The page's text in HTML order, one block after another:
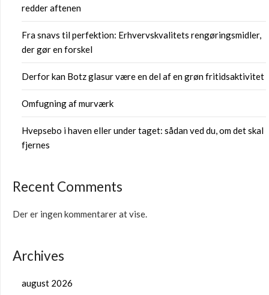
redder aftenen
Fra snavs til perfektion: Erhvervskvalitets rengøringsmidler,
der gør en forskel
Derfor kan Botz glasur være en del af en grøn fritidsaktivitet
Omfugning af murværk
Hvepsebo i haven eller under taget: sådan ved du, om det skal
fjernes
Recent Comments
Der er ingen kommentarer at vise.
Archives
august 2026